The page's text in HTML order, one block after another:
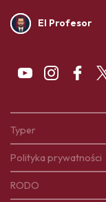
El Profesor
Typer
Polityka prywatności
RODO